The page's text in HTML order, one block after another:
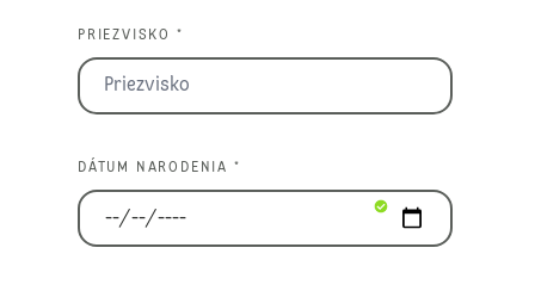
PRIEZVISKO *
DÁTUM NARODENIA *